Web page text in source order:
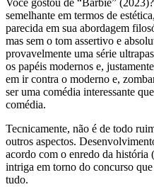
Você gostou de “Barbie”
semelhante em termos de
parecida em sua abordagem
mas sem o tom assertivo e
provavelmente uma série
os papéis modernos e,
em ir contra o moderno e,
ser uma comédia interessante
comédia.
Tecnicamente, não é de todo
outros aspectos.
acordo com o enredo da história
intriga em torno do concurso
tudo.